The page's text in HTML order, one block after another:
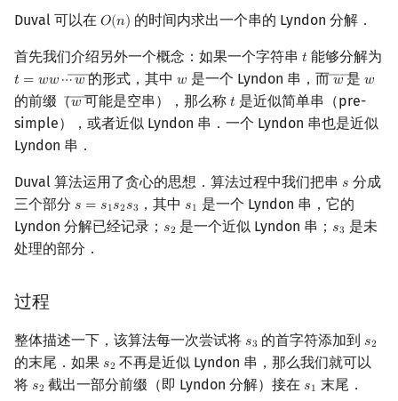
GUIDE
Sublime Text
CP Editor
LaTeX 入门
Git
锦标赛排序
Tim 排序
排序相关 STL
动态 DP
概率 DP
DP 套 DP
DP 优化
其它 DP 方法
中国剩余定理
升幂引理
阶乘取模
同余方程
二次剩余
高次剩余 & 单位根
多项式与生成函数 符号化方法
Lagrange 反演
形式幂级数复合|复合逆
指数生成函数
组合数学
分拆数
范德蒙德卷积
Pólya 计数
线性代数
Jordan标准型
线性规划
抽象代数
概率论
数值算法
序理论
树状数组
线段树
划分树
二叉搜索树 & 平衡树
跳表
可持久化数据结构
K-D Tree
动态树
树哈希
树上随机游走
连通性相关
环计数问题
最小环
2-SAT
欧拉图
二分图
平面图
随机增量法
反演变换
计算几何杂项
表达式求值
在一台机器上规划任务
主元素问题
Garsia–Wachs 算法
15-puzzle
Kahan 求和
空间优化简介
Duval 可以在 𝑂(𝑛)
O(n) 的时间内求出一个串的 Lyndon 分解．
首先我们介绍另外一个概念：如果一个字符串 𝑡
t 能够分解为
𝑡 = 𝑤𝑤⋯――
𝑤
t =w w⋯ w― 的形式，其中𝑤
w 是一个 Lyndon 串，而――
𝑤
w―
是𝑤
w
的前缀（――
𝑤
w ―
可能是空串），那么称𝑡
t 是近似简单串（pre-
simple），或者近似 Lyndon 串．一个 Lyndon 串也是近似
Lyndon 串．
Duval 算法运用了贪心的思想．算法过程中我们把串 𝑠
s 分成
三个部分 𝑠 = 𝑠1𝑠2𝑠3
s =s1 s2s3 ，其中 𝑠1
s1 是一个 Lyndon 串，它的
Lyndon 分解已经记录； 𝑠2
s2 是一个近似 Lyndon 串； 𝑠3
s3 是未
处理的部分．
过程
整体描述一下，该算法每一次尝试将 𝑠3
s3 的首字符添加到 𝑠2
s2
的末尾．如果 𝑠2
s2 不再是近似 Lyndon 串，那么我们就可以
将 𝑠2
s2 截出一部分前缀（即 Lyndon 分解）接在 𝑠1
s1 末尾．